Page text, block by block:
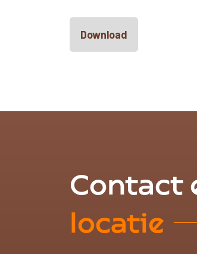
Download
Contact
locatie